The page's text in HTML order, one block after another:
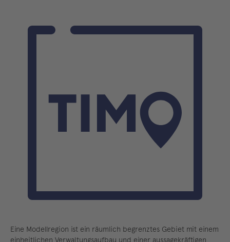
Eine Modellregion ist ein räumlich begrenztes Gebiet mit einem
einheitlichen Verwaltungsaufbau und einer aussagekräftigen